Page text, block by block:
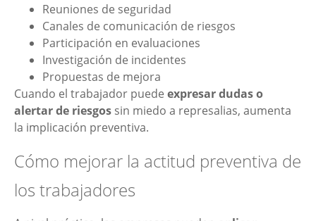
Reuniones de seguridad
Canales de comunicación de riesgos
Participación en evaluaciones
Investigación de incidentes
Propuestas de mejora
Cuando el trabajador puede expresar dudas o
alertar de riesgos sin miedo a represalias, aumenta
la implicación preventiva.
Cómo mejorar la actitud preventiva de
los trabajadores